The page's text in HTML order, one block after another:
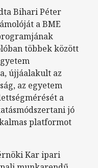
Bihari Péter
a BME
többek között
újjáalakult az
az egyetem
a
jó
platformot
Kar ipari